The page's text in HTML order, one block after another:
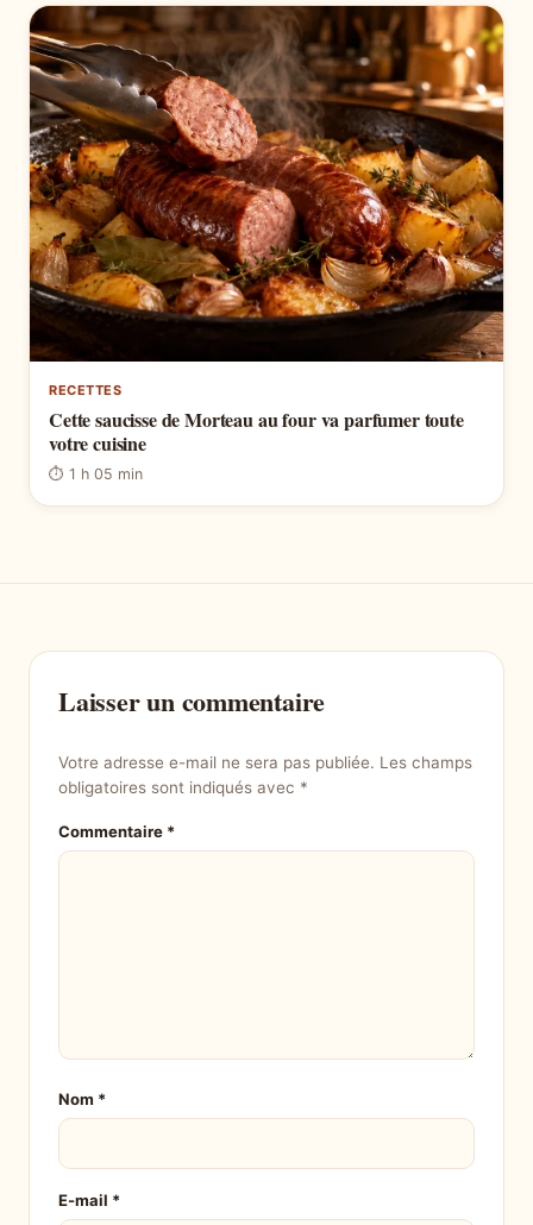
RECETTES
Cette saucisse de Morteau au four va parfumer toute
votre cuisine
⏱ 1 h 05 min
Laisser un commentaire
Votre adresse e-mail ne sera pas publiée. Les champs
obligatoires sont indiqués avec *
Commentaire *
Nom *
E-mail *